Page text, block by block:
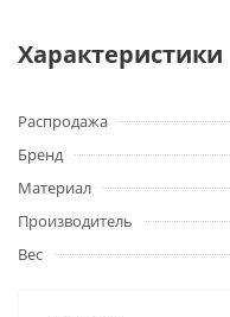
Характеристики
Распродажа
Бренд
Материал
Производитель
Вес